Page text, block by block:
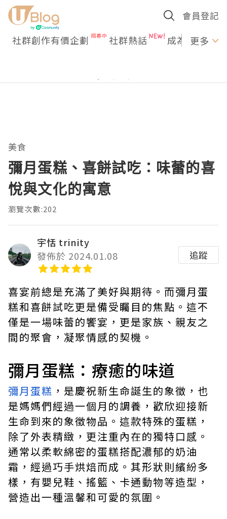
會員登記
社群創作有價企劃 社群熱話 成為U更多
美食
彌月蛋糕、喜餅試吃：味蕾的喜
悅與文化的寓意
瀏覽次數:202
宇恬 trinity
發佈於 2024.01.08
追蹤
喜宴前總是充滿了美好與期待。而彌月蛋
糕和喜餅試吃更是備受矚目的焦點。這不
僅是一場味蕾的饗宴，更是家族、親友之
間的聚會，凝聚情感的契機。
彌月蛋糕：療癒的味道
彌月蛋糕 ，是慶祝新生命誕生的象徵，也
是媽媽們經過一個月的調養，歡欣迎接新
生命到來的象徵物品。這款特殊的蛋糕，
除了外表精緻，更注重內在的獨特口感。
通常以柔軟綿密的蛋糕搭配濃郁的奶油
霜，經過巧手烘焙而成。其形狀則繽紛多
樣，有嬰兒鞋、搖籃、卡通動物等造型，
營造出一種溫馨和可愛的氛圍。